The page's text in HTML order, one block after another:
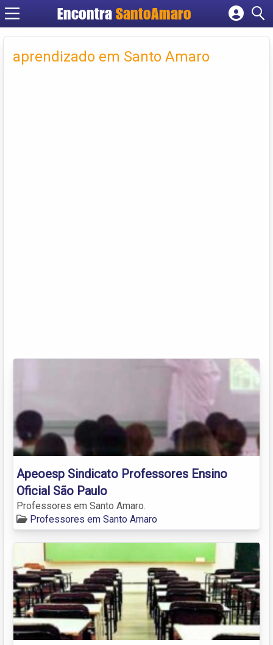
Encontra SantoAmaro
Cadastrar empresa
Criar conta
aprendizado em Santo Amaro
Apeoesp Sindicato Professores Ensino
Oficial São Paulo
Professores em Santo Amaro.
Professores em Santo Amaro